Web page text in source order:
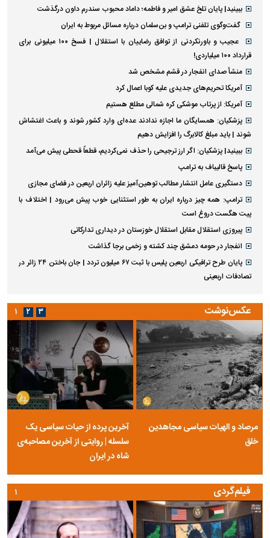
ببینید| پایان تلخ عشق امیر و فاطمه؛ داماد محبوب سندرم داون درگذشت
گفت‌وگوی تلفنی ترامپ و بن‌سلمان درباره مسائل مربوط به ایران
عجیب و باورنکردنی از توافق رضاییان با استقلال | فسخ ۱۰۰ میلیونی برای
قرارداد ۱۰۰ میلیاردی!
منشأ صدای انفجار در قشم مشخص شد
آمریکا تحریم‌های جدیدی علیه کوبا اعمال کرد
آمریکا: از پرتاب موشکی کره شمالی مطلع هستیم
پزشکیان: همسایگان ما اجازه ندادند عده‌ای وارد کشور شوند و باعث اغتشاش
شوند | باید مبلغ کالابرگ را افزایش دهیم
ببینید| پزشکیان: اگر ارز ترجیحی را حذف نمی‌کردیم، قطعاً قحطی پیش می‌آمد
پاسخ قالیباف به ترامپ
دستگیری عامل انتشار مطالب توهین‌آمیز علیه زائران اربعین در فضای مجازی
ترامپ: همه چیز درباره ایران به طور استثنایی خوب پیش می‌رود | اختلاف با
پیت هگست دروغ است
پیروزی استقلال مقابل استقلال خوزستان در دیداری تدارکاتی
انفجار در حومه دمشق چند کشته و زخمی برجا گذاشت
پایان طرح ترافیکی اربعین پلیس با ثبت ۶۷ میلیون تردد | جان باختن ۲۴ زائر در
تصادفات اربعینی
عکس‌نوشت
مرصاد و الهیات سیاسی مجاهدین
خلق
آخرین پرده از حیات سیاسی یک
سلسله | روایتی از آخرین مصاحبه‌ی
شاه در ایران
۱ ۲ ۳
فیلم‌گردی ۱